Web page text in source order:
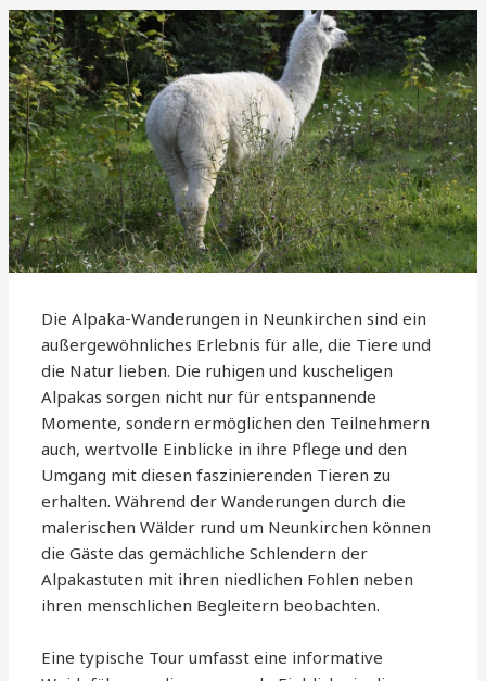
Die Alpaka-Wanderungen in Neunkirchen sind ein
außergewöhnliches Erlebnis für alle, die Tiere und
die Natur lieben. Die ruhigen und kuscheligen
Alpakas sorgen nicht nur für entspannende
Momente, sondern ermöglichen den Teilnehmern
auch, wertvolle Einblicke in ihre Pflege und den
Umgang mit diesen faszinierenden Tieren zu
erhalten. Während der Wanderungen durch die
malerischen Wälder rund um Neunkirchen können
die Gäste das gemächliche Schlendern der
Alpakastuten mit ihren niedlichen Fohlen neben
ihren menschlichen Begleitern beobachten.
Eine typische Tour umfasst eine informative